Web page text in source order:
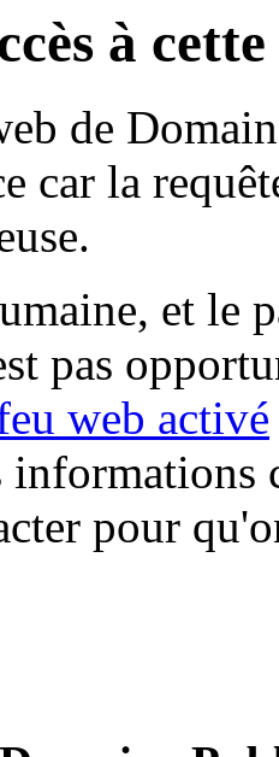
à
de
car la
et le
pas
web activé
informations
pour